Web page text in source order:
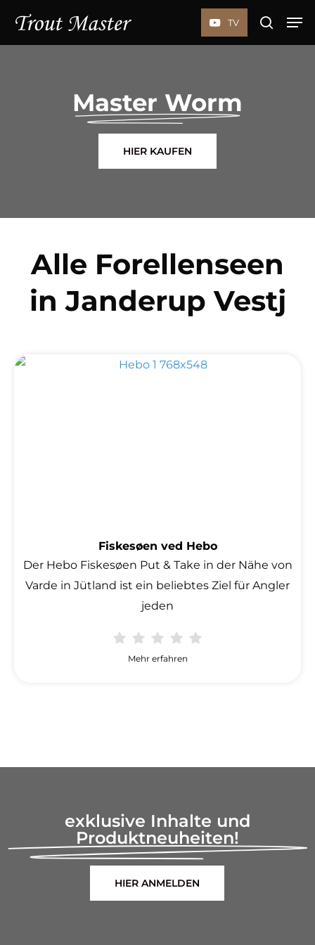
TV
search
Master Worm
HIER KAUFEN
Alle Forellenseen
in Janderup Vestj
Fiskesøen ved Hebo
Der Hebo Fiskesøen Put & Take in der Nähe von
Varde in Jütland ist ein beliebtes Ziel für Angler
jeden
Mehr erfahren
exklusive Inhalte und
Produktneuheiten!
HIER ANMELDEN